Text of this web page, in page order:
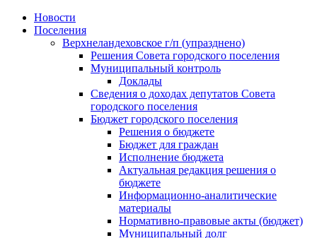
Skip
Новости
Поселения
Верхнеландеховское г/п (упразднено)
Решения Совета городского поселения
Муниципальный контроль
Доклады
Сведения о доходах депутатов Совета
городского поселения
Бюджет городского поселения
Решения о бюджете
Бюджет для граждан
Исполнение бюджета
Актуальная редакция решения о
бюджете
Информационно-аналитические
материалы
Нормативно-правовые акты (бюджет)
Муниципальный долг